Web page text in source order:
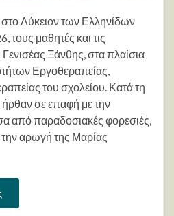
Λύκειον των Ελληνίδων
τους μαθητές και τις
Ξάνθης, στα πλαίσια
Εργοθεραπείας,
του σχολείου. Κατά τη
ήρθαν σε επαφή με την
από παραδοσιακές φορεσιές,
την αρωγή της Μαρίας